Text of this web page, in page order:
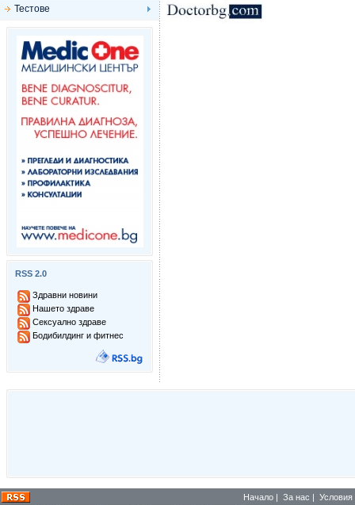
Тестове
RSS 2.0
Здравни новини
Нашето здраве
Сексуално здраве
Бодибилдинг и фитнес
Начало | За нас | Условия